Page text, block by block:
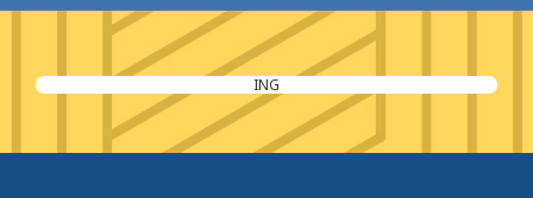
ING